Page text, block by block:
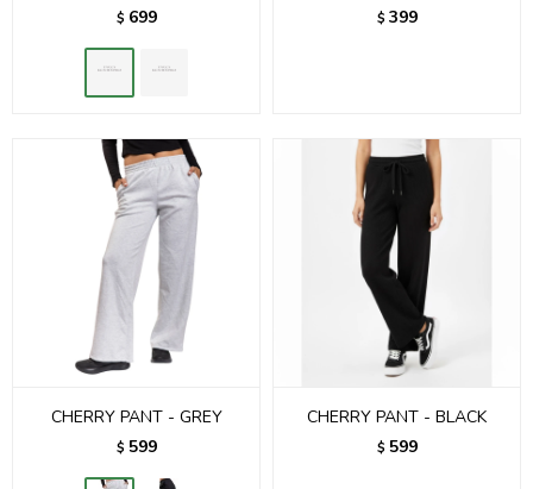
$ 699 $ 399
CHERRY PANT - GREY
$ 599
CHERRY PANT - BLACK
$ 599